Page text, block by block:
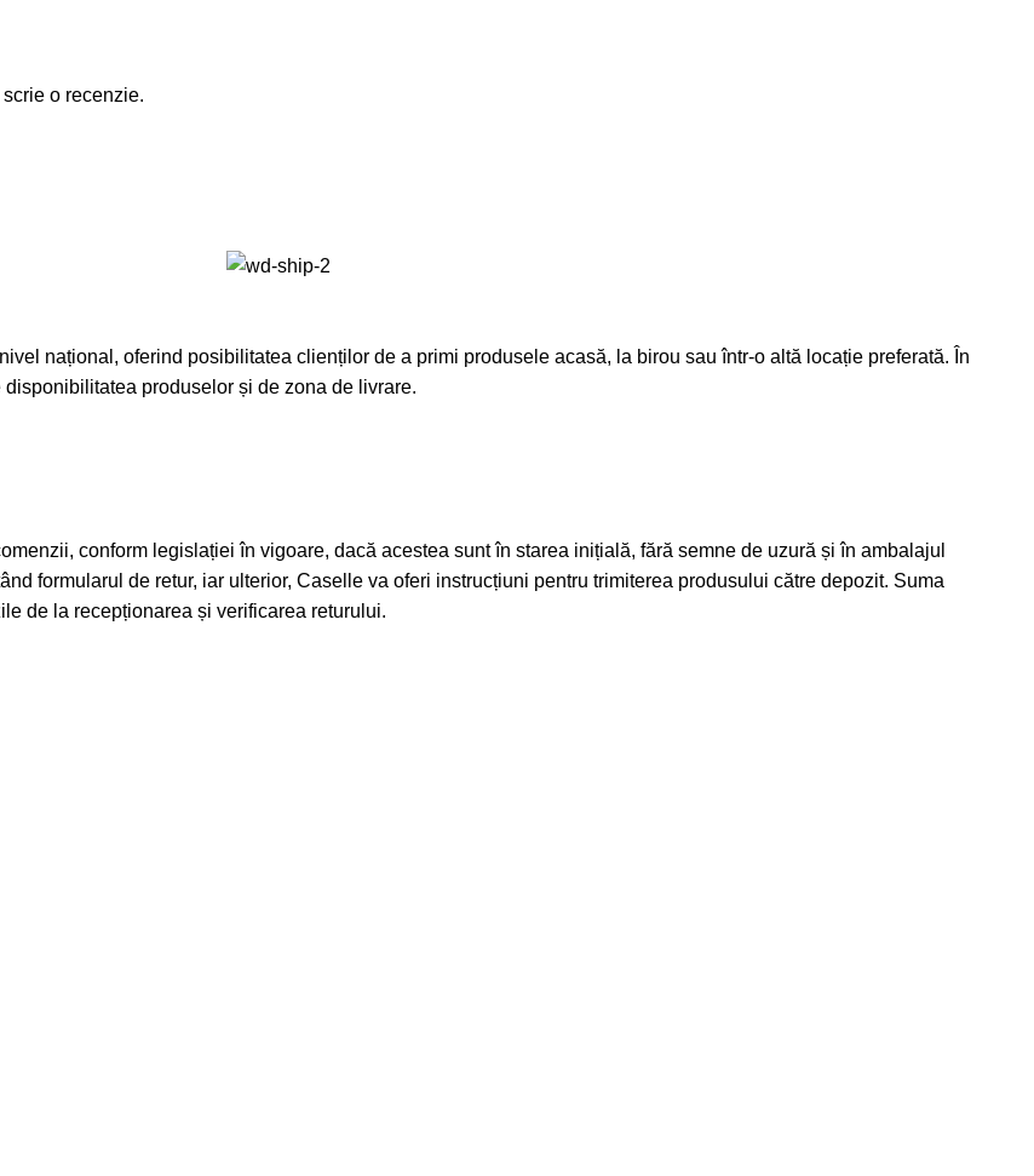
o recenzie.
național, oferind posibilitatea clienților de a primi produsele acasă, la birou sau într-o altă locație preferată. În
produselor și de zona de livrare.
conform legislației în vigoare, dacă acestea sunt în starea inițială, fără semne de uzură și în ambalajul
formularul de retur, iar ulterior, Caselle va oferi instrucțiuni pentru trimiterea produsului către depozit. Suma
de la recepționarea și verificarea returului.